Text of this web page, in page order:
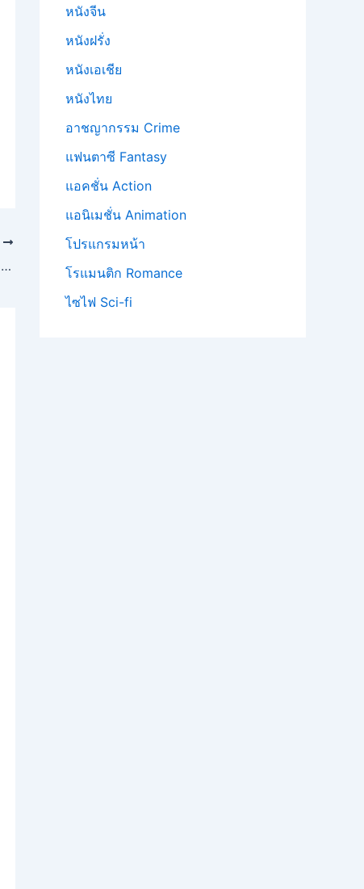
รีวิวซีรีส์ คุณพี่เจ้าขา ดิฉันเป็นห่านมิใช่หงส์ (2025) เมื่อดาราสาวย้อนยุคสู่โรงคณิกา ความวุ่นวายจึงบังเกิด!
หนังจีน
หนังฝรั่ง
หนังเอเชีย
หนังไทย
อาชญากรรม Crime
แฟนตาซี Fantasy
แอคชั่น Action
แอนิเมชั่น Animation
โปรแกรมหน้า
โรแมนติก Romance
ไซไฟ Sci-fi